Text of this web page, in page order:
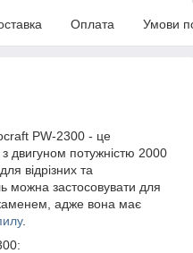
Оплата Умови
PW-2300 - це
двигуном потужністю 2000
відрізних та
можна застосовувати для
адже вона має
.